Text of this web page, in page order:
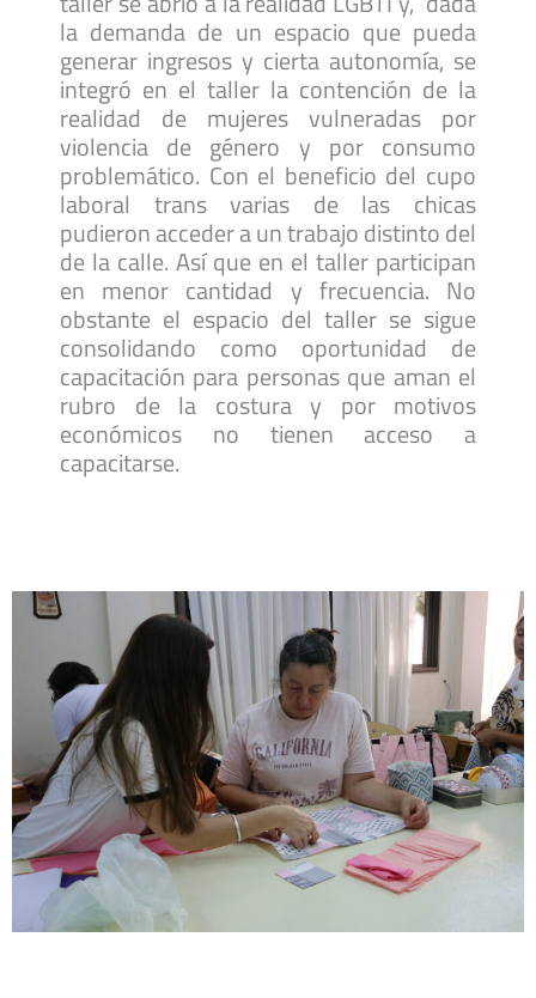
la demanda de un espacio que pueda
generar ingresos y cierta autonomía, se
integró en el taller la contención de la
realidad de mujeres vulneradas por
violencia de género y por consumo
problemático. Con el beneficio del cupo
laboral trans varias de las chicas
pudieron acceder a un trabajo distinto del
de la calle. Así que en el taller participan
en menor cantidad y frecuencia. No
obstante el espacio del taller se sigue
consolidando como oportunidad de
capacitación para personas que aman el
rubro de la costura y por motivos
económicos no tienen acceso a
capacitarse.